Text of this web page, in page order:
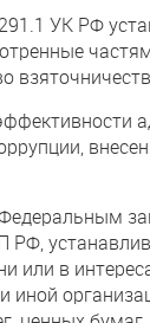
УК РФ
Федеральным
РФ,
или в
иной